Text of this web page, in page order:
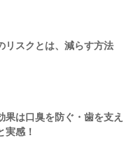
リスクとは、減らす方法
果は口臭を防ぐ・歯を支え
実感！